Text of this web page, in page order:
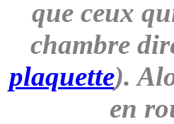
que ceux
chambre
plaquette).
en